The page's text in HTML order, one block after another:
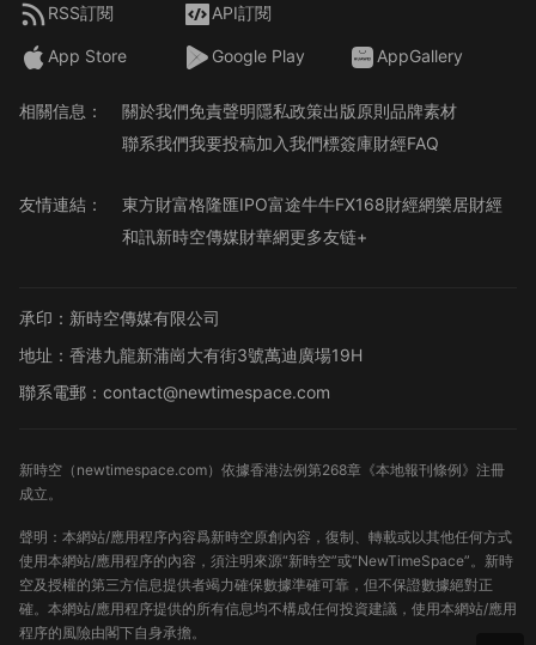
RSS訂閱 API訂閱
App Store Google Play AppGallery
相關信息： 關於我們免責聲明隱私政策出版原則品牌素材
聯系我們我要投稿加入我們標簽庫財經FAQ
友情連結： 東方財富格隆匯IPO富途牛牛FX168財經網樂居財經
和訊新時空傳媒財華網更多友链+
承印：新時空傳媒有限公司
地址：香港九龍新蒲崗大有街3號萬迪廣場19H
聯系電郵：contact@newtimespace.com
新時空（ newtimespace.com）依據香港法例第268章《本地報刊條例》注冊
成立。
聲明：本網站/應用程序內容爲新時空原創內容，復制、轉載或以其他任何方式
使用本網站/應用程序的內容，須注明來源“新時空”或“NewTimeSpace”。新時
空及授權的第三方信息提供者竭力確保數據準確可靠，但不保證數據絕對正
確。本網站/應用程序提供的所有信息均不構成任何投資建議，使用本網站/應用
程序的風險由閣下自身承擔。